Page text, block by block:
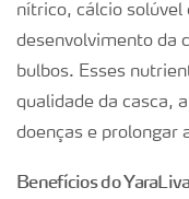
nítrico, cálcio
desenvolvimento da
bulbos. Esses
qualidade da casca,
doenças e prolongar
Benefícios do